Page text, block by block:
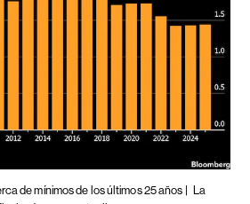
de mínimos de los últimos 25 años |
La